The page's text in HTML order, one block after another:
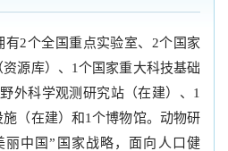
有2个全国重点实验室、2个国家
源库）、1个国家重大科技基础
外科学观测研究站（在建）、1
（在建）和1个博物馆。动物研
丽中国”国家战略，面向人口健